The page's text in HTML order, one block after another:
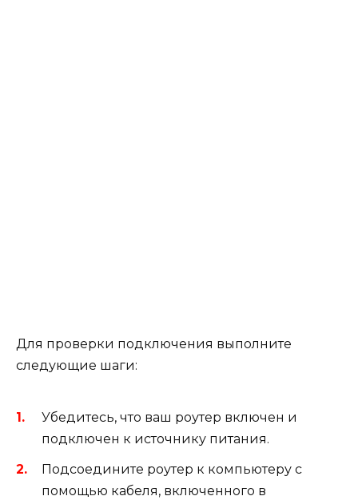
Для проверки подключения выполните
следующие шаги:
Убедитесь, что ваш роутер включен и
подключен к источнику питания.
Подсоедините роутер к компьютеру с
помощью кабеля, включенного в